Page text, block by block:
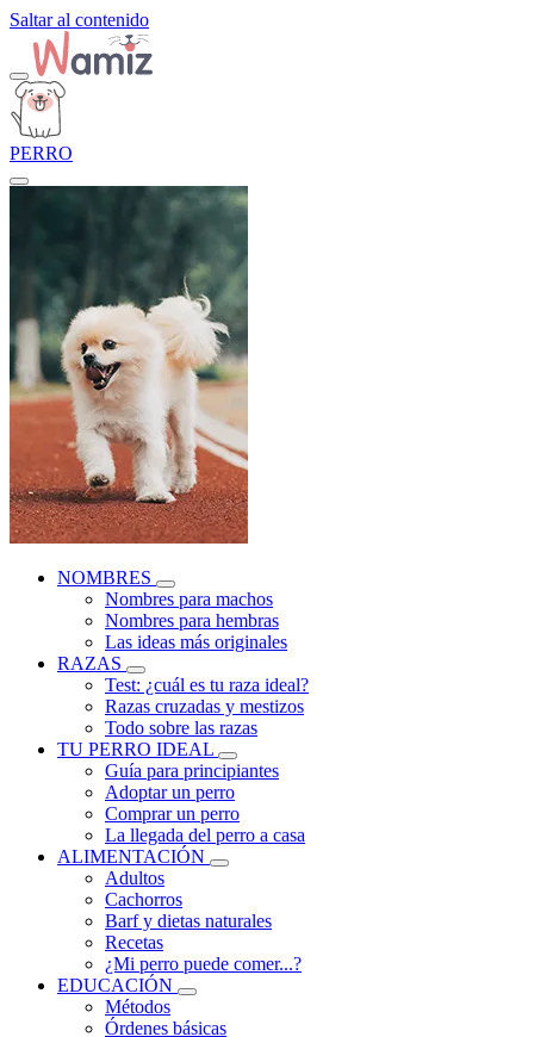
Saltar al contenido
PERRO
NOMBRES
Nombres para machos
Nombres para hembras
Las ideas más originales
RAZAS
Test: ¿cuál es tu raza ideal?
Razas cruzadas y mestizos
Todo sobre las razas
TU PERRO IDEAL
Guía para principiantes
Adoptar un perro
Comprar un perro
La llegada del perro a casa
ALIMENTACIÓN
Adultos
Cachorros
Barf y dietas naturales
Recetas
¿Mi perro puede comer...?
EDUCACIÓN
Métodos
Órdenes básicas